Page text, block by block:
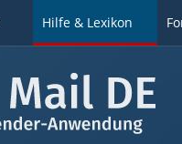
Hilfe & Lexikon